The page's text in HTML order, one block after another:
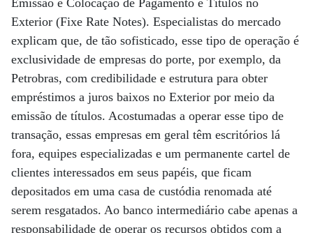
Emissão e Colocação de Pagamento e Títulos no
Exterior (Fixe Rate Notes). Especialistas do mercado
explicam que, de tão sofisticado, esse tipo de operação é
exclusividade de empresas do porte, por exemplo, da
Petrobras, com credibilidade e estrutura para obter
empréstimos a juros baixos no Exterior por meio da
emissão de títulos. Acostumadas a operar esse tipo de
transação, essas empresas em geral têm escritórios lá
fora, equipes especializadas e um permanente cartel de
clientes interessados em seus papéis, que ficam
depositados em uma casa de custódia renomada até
serem resgatados. Ao banco intermediário cabe apenas a
responsabilidade de operar os recursos obtidos com a